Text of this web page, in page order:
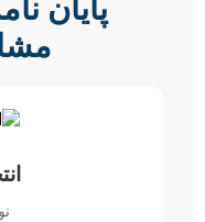
پایان